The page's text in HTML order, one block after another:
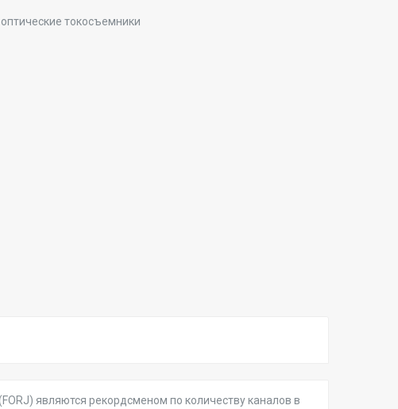
токосъемники
являются рекордсменом по количеству каналов в